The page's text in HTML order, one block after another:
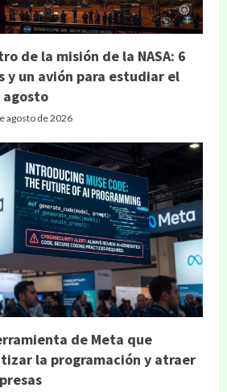
de la misión de la NASA: 6
y un avión para estudiar el
agosto
agosto de 2026
de Meta que
la programación y atraer